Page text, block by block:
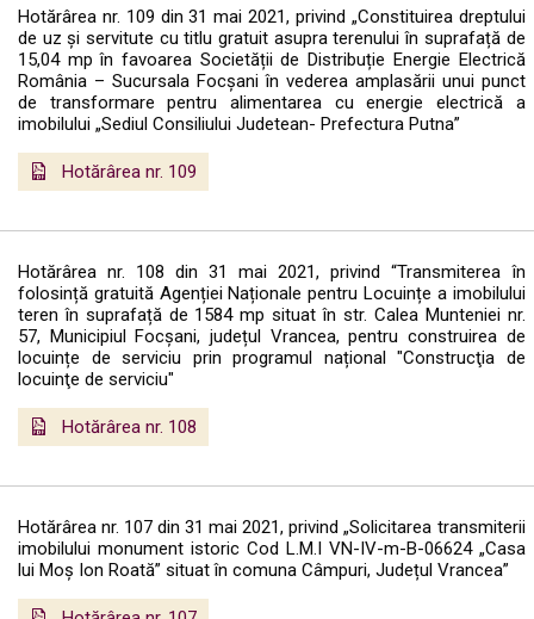
Hotărârea nr. 109 din 31 mai 2021, privind „Constituirea dreptului
de uz și servitute cu titlu gratuit asupra terenului în suprafață de
15,04 mp în favoarea Societății de Distribuție Energie Electrică
România – Sucursala Focșani în vederea amplasării unui punct
de transformare pentru alimentarea cu energie electrică a
imobilului „Sediul Consiliului Judetean- Prefectura Putna”
Hotărârea nr. 109
Hotărârea nr. 108 din 31 mai 2021, privind “Transmiterea în
folosință gratuită Agenției Naționale pentru Locuințe a imobilului
teren în suprafață de 1584 mp situat în str. Calea Munteniei nr.
57, Municipiul Focșani, județul Vrancea, pentru construirea de
locuințe de serviciu prin programul național "Construcţia de
locuinţe de serviciu"
Hotărârea nr. 108
Hotărârea nr. 107 din 31 mai 2021, privind „Solicitarea transmiterii
imobilului monument istoric Cod L.M.I VN-IV-m-B-06624 „Casa
lui Moș Ion Roată” situat în comuna Câmpuri, Județul Vrancea”